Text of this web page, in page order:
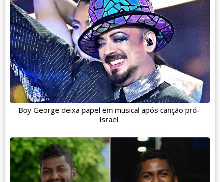
Boy George deixa papel em musical após canção pró-
Israel